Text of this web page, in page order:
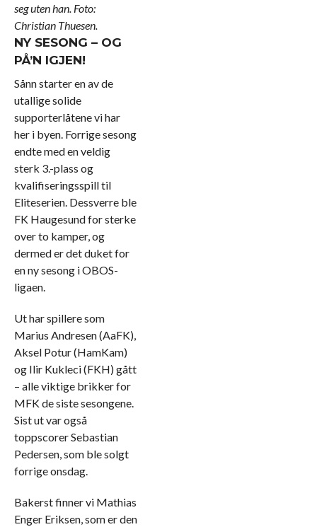
seg uten han. Foto:
Christian Thuesen.
NY SESONG – OG
PÅ’N IGJEN!
Sånn starter en av de
utallige solide
supporterlåtene vi har
her i byen. Forrige sesong
endte med en veldig
sterk 3.-plass og
kvalifiseringsspill til
Eliteserien. Dessverre ble
FK Haugesund for sterke
over to kamper, og
dermed er det duket for
en ny sesong i OBOS-
ligaen.
Ut har spillere som
Marius Andresen (AaFK),
Aksel Potur (HamKam)
og Ilir Kukleci (FKH) gått
– alle viktige brikker for
MFK de siste sesongene.
Sist ut var også
toppscorer Sebastian
Pedersen, som ble solgt
forrige onsdag.
Bakerst finner vi Mathias
Enger Eriksen, som er den